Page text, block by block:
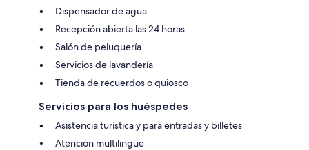
Dispensador de agua
Recepción abierta las 24 horas
Salón de peluquería
Servicios de lavandería
Tienda de recuerdos o quiosco
Servicios para los huéspedes
Asistencia turística y para entradas y billetes
Atención multilingüe